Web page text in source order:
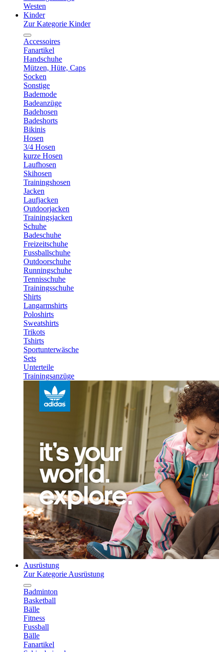
Westen
Kinder
Zur Kategorie Kinder
Accessoires
Fanartikel
Handschuhe
Mützen, Hüte, Caps
Socken
Sonstige
Bademode
Badeanzüge
Badehosen
Badeshorts
Bikinis
Hosen
3/4 Hosen
kurze Hosen
Laufhosen
Skihosen
Trainingshosen
Jacken
Laufjacken
Outdoorjacken
Trainingsjacken
Schuhe
Badeschuhe
Freizeitschuhe
Fussballschuhe
Outdoorschuhe
Runningschuhe
Tennisschuhe
Trainingsschuhe
Shirts
Langarmshirts
Poloshirts
Sweatshirts
Trikots
Tshirts
Sportunterwäsche
Sets
Unterteile
Trainingsanzüge
Ausrüstung
Zur Kategorie Ausrüstung
Badminton
Basketball
Bälle
Fitness
Fussball
Bälle
Fanartikel